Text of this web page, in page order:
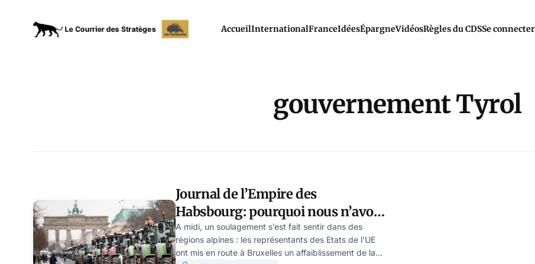
AccueilInternationalFranceIdéesÉpargneVidéosRègles du CDSSe connecter
gouvernement Tyrol
Journal de l’Empire des
Habsbourg: pourquoi nous n’avons
plus peur du loup, par Ulrike
Reisner
A midi, un soulagement s’est fait sentir dans des
régions alpines : les représentants des Etats de l’UE
ont mis en route à Bruxelles un affaiblissement de la